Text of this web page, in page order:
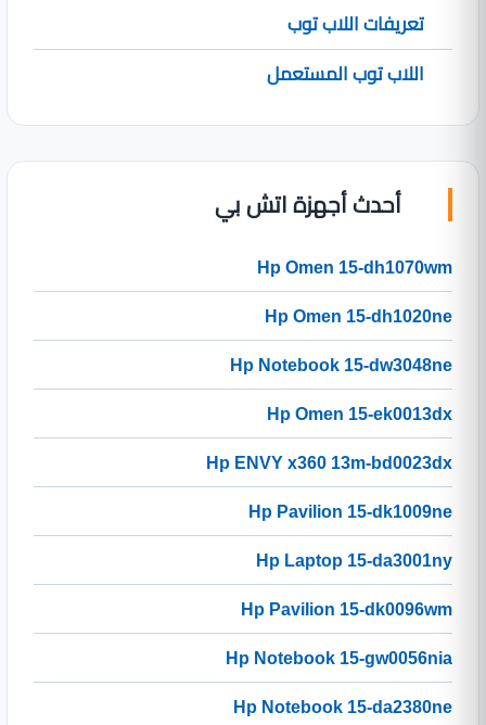
تعريفات اللاب توب
اللاب توب المستعمل
أحدث أجهزة اتش بي
Hp Omen 15-dh1070wm
Hp Omen 15-dh1020ne
Hp Notebook 15-dw3048ne
Hp Omen 15-ek0013dx
Hp ENVY x360 13m-bd0023dx
Hp Pavilion 15-dk1009ne
Hp Laptop 15-da3001ny
Hp Pavilion 15-dk0096wm
Hp Notebook 15-gw0056nia
Hp Notebook 15-da2380ne